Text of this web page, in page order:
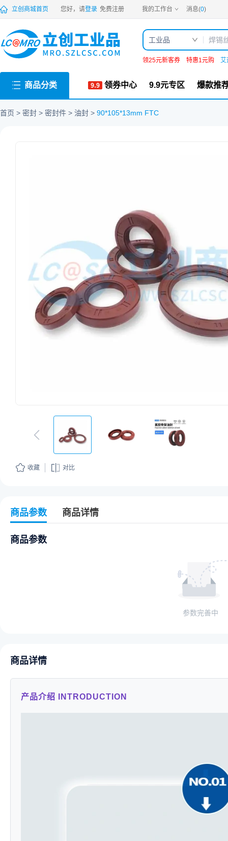
PDF 立创商城首页 您好，请登录 免费注册 我的工作台 消息(0)
工业品
领25元新客券 特惠1元购 艾
商品分类 领券中心 9.9元专区 爆款推
首页 密封 密封件 油封 90*105*13mm FTC
收藏 对比
商品参数 商品详情
商品参数
参数完善中
商品详情
产品介绍 INTRODUCTION